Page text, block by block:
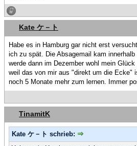
Kate ケ－ト
Habe es in Hamburg gar nicht erst
ich zu spät. Die Absagemail kam
werde dann im Dezember wohl mein
weil das von mir aus "direkt um die Ecke"
noch 5 Monate mehr zum lernen. Immer
TinamitK
Kate ケ－ト schrieb: